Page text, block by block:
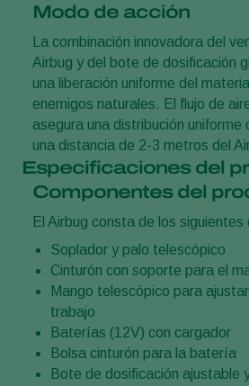
Modo de acción
La combinación innovadora del
Airbug y del bote de dosificación
una liberación uniforme del
enemigos naturales. El flujo de
asegura una distribución
una distancia de 2-3 metros del
Especificaciones del
Componentes del
El Airbug consta de los
Soplador y palo telescópico
Cinturón con soporte para el
Mango telescópico para
trabajo
Baterías (12V) con cargador
Bolsa cinturón para la batería
Bote de dosificación ajustable